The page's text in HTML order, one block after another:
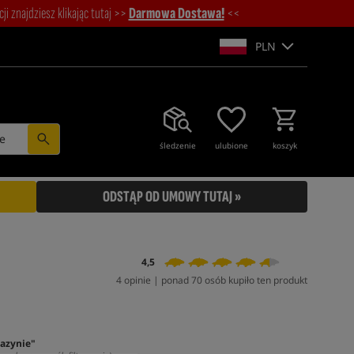
znajdziesz klikając tutaj >>Darmowa Dostawa! <<
PLN
śledzenie ulubione koszyk
ODSTĄP OD UMOWY TUTAJ »
4,5
4 opinie | ponad 70 osób kupiło ten produkt